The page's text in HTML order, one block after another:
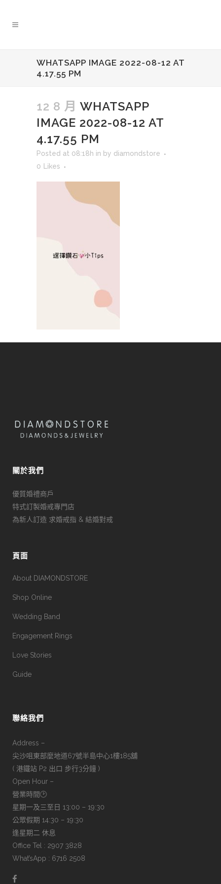
WHATSAPP IMAGE 2022-08-12 AT
4.17.55 PM
12 8 月 WHATSAPP
IMAGE 2022-08-12 AT
4.17.55 PM
Posted at 08:18h in by diamondstore
0
Likes
關於我們
優質婚禮商戶
特式訂製婚戒專門店
為新人訂造 求婚戒指 & 結婚對戒
頁面
About DIAMONDSTORE
Shop Online
Wedding Band
Engagement Rings
Love Stories
Guide
聯絡我們
Address –
尖沙咀東部麼地道67號半島中心1樓185舖
( 港鐵站 P2 出口 步行3分鐘 )
Open Hour –
營業時間🕑
星期一及三至日 13:00 – 19:30
公眾假期 14:30 – 19:30
逢星期二 休息
Office Tel : 2907 3828
What’sApp : 6716 2508